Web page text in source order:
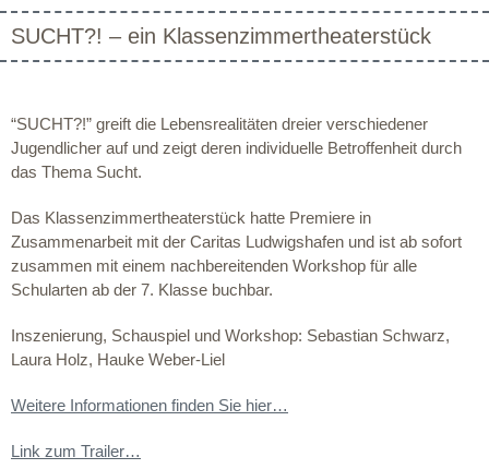
SUCHT?! – ein Klassenzimmertheaterstück
“SUCHT?!” greift die Lebensrealitäten dreier verschiedener
Jugendlicher auf und zeigt deren individuelle Betroffenheit durch
das Thema Sucht.
Das Klassenzimmertheaterstück hatte Premiere in
Zusammenarbeit mit der Caritas Ludwigshafen und ist ab sofort
zusammen mit einem nachbereitenden Workshop für alle
Schularten ab der 7. Klasse buchbar.
Inszenierung, Schauspiel und Workshop: Sebastian Schwarz,
Laura Holz, Hauke Weber-Liel
Weitere Informationen finden Sie hier…
Link zum Trailer…